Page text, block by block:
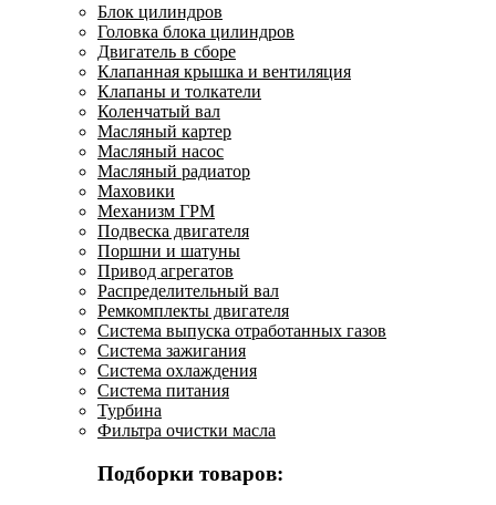
Блок цилиндров
Головка блока цилиндров
Двигатель в сборе
Клапанная крышка и вентиляция
Клапаны и толкатели
Коленчатый вал
Масляный картер
Масляный насос
Масляный радиатор
Маховики
Механизм ГРМ
Подвеска двигателя
Поршни и шатуны
Привод агрегатов
Распределительный вал
Ремкомплекты двигателя
Система выпуска отработанных газов
Система зажигания
Система охлаждения
Система питания
Турбина
Фильтра очистки масла
Подборки товаров: